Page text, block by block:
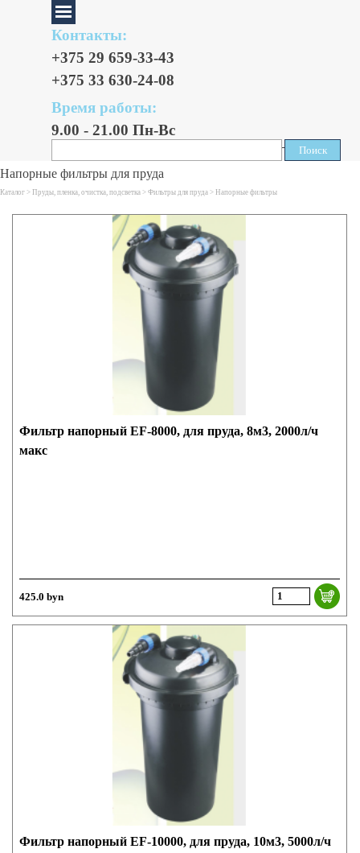
Контакты:
+375 29 659-33-43
+375 33 630-24-08
Время работы:
9.00 - 21.00 Пн-Вс
Поиск
Поиск
Напорные фильтры для пруда
Каталог > Пруды, пленка, очистка, подсветка > Фильтры для пруда > Напорные фильтры
Фильтр напорный EF-8000, для пруда, 8м3, 2000л/ч
макс
425.0 byn
Фильтр напорный EF-10000, для пруда, 10м3, 5000л/ч